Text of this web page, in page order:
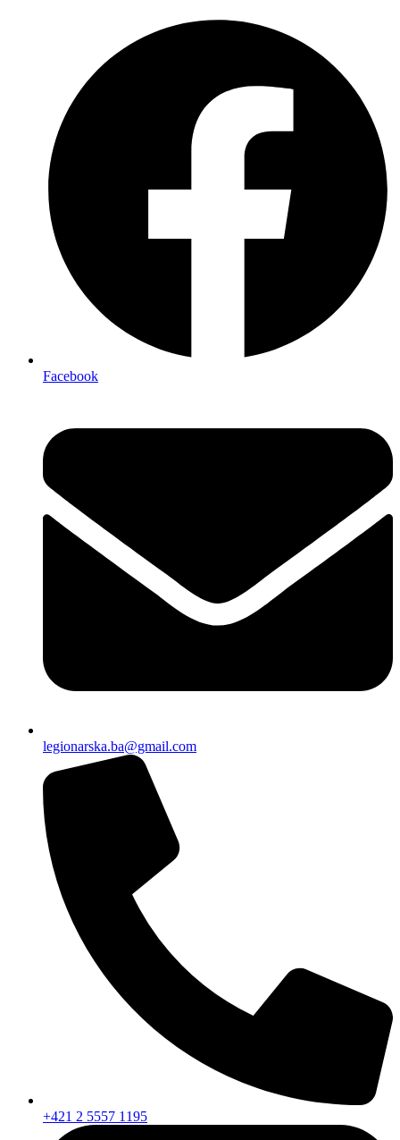
Facebook
legionarska.ba@gmail.com
+421 2 5557 1195